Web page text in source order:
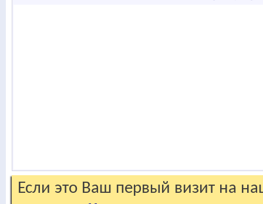
Если это Ваш первый визит на